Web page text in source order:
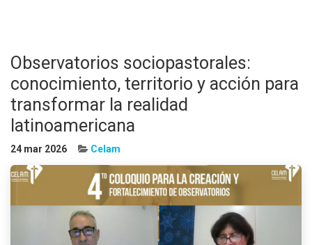
Observatorios sociopastorales:
conocimiento, territorio y acción para
transformar la realidad
latinoamericana
24 mar 2026 Celam